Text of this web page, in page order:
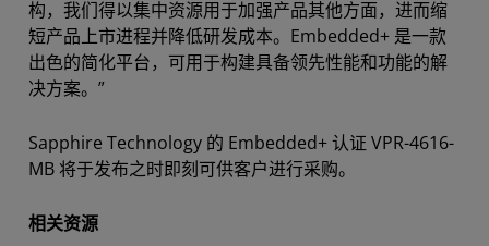
构，我们得以集中资源用于加强产品其他方面，进而缩
短产品上市进程并降低研发成本。Embedded+ 是一款
出色的简化平台，可用于构建具备领先性能和功能的解
决方案。”
Sapphire Technology 的 Embedded+ 认证 VPR-4616-
MB 将于发布之时即刻可供客户进行采购。
相关资源